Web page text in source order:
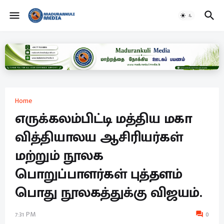
Home
எருக்கலம்பிட்டி மத்திய மகா
வித்தியாலய ஆசிரியர்கள்
மற்றும் நூலக
பொறுப்பாளர்கள் புத்தளம்
பொது நூலகத்துக்கு விஜயம்.
7:31 PM 0